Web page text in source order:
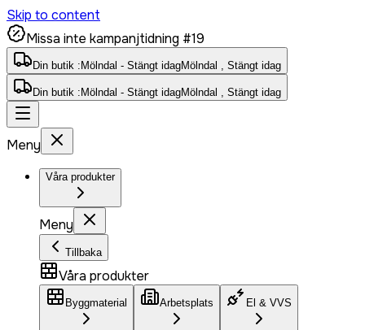
Skip to content
Missa inte kampanjtidning #19
Din butik : Mölndal - Stängt idagMölndal , Stängt idag
Din butik : Mölndal - Stängt idagMölndal , Stängt idag
Meny
Våra produkter
Meny
Tillbaka
Våra produkter
Byggmaterial Arbetsplats El & VVS